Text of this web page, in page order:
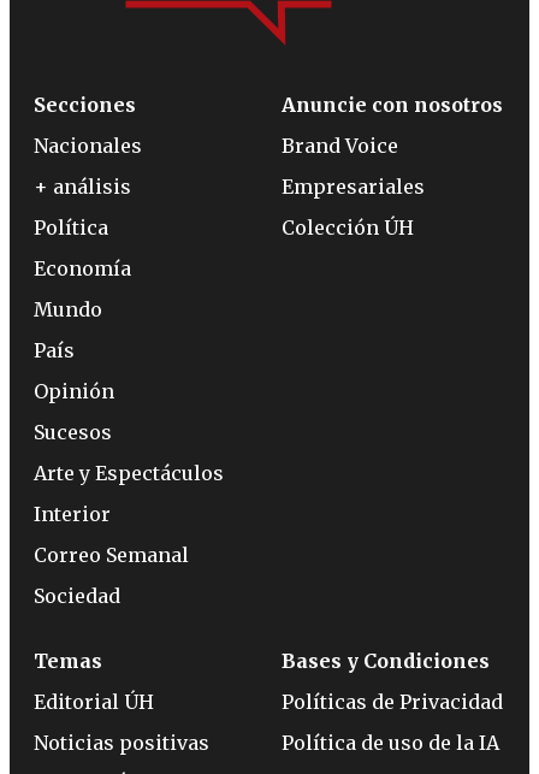
Secciones
Nacionales
+ análisis
Política
Economía
Mundo
País
Opinión
Sucesos
Arte y Espectáculos
Interior
Correo Semanal
Sociedad
Anuncie con nosotros
Brand Voice
Empresariales
Colección ÚH
Temas
Editorial ÚH
Noticias positivas
Bases y Condiciones
Políticas de Privacidad
Política de uso de la IA